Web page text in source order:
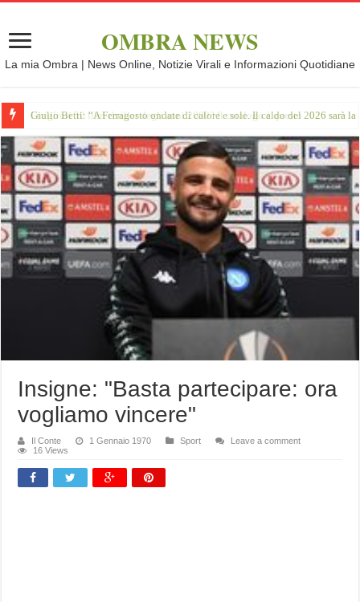
OMBRA NEWS
La mia Ombra | News Online, Notizie Virali e Informazioni Quotidiane
Giulio Betti: “A Ferragosto ondate di calore e sole. Il caldo del 2026 sarà
Insigne: "Basta partecipare: ora
vogliamo vincere"
Il Conte 1 Gennaio 1970 Sport
Leave a comment
16 Views